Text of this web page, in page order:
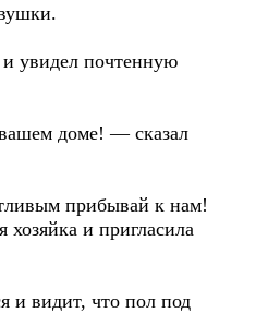
увидел почтенную
доме! — сказал
прибывай к нам!
хозяйка и пригласила
и видит, что пол под